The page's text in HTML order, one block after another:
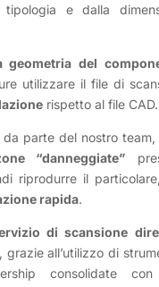
e dalla
geometria del
utilizzare il file di
rispetto al file CAD.
da parte del nostro
“danneggiate”
riprodurre il
rapida.
di scansione
grazie all’utilizzo di
consolidate con